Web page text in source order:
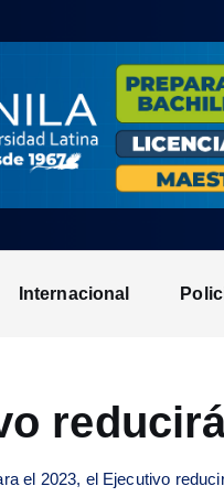
Internacional
el 2023, el Ejecutivo